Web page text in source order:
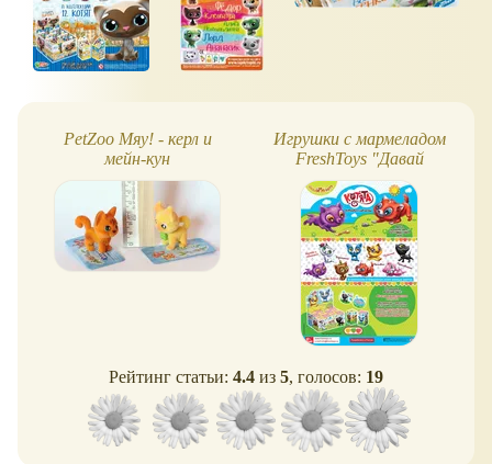
PetZoo Мяу! - керл и
мейн-кун
Игрушки с мармеладом
FreshToys "Давай
Играть" - новая серия
Котята
Рейтинг статьи: 4.4 из 5, голосов: 19